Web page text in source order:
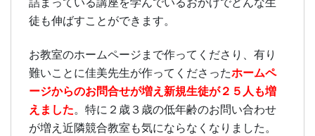
徒も伸ばすことができます。
お教室のホームページまで作ってくださり、有り
難いことに佳美先生が作ってくださったホームペ
ージからのお問合せが増え新規生徒が２５人も増
えました。特に２歳３歳の低年齢のお問い合わせ
が増え近隣競合教室も気にならなくなりました。